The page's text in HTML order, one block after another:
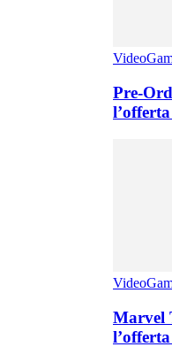
Pre-
Marvel